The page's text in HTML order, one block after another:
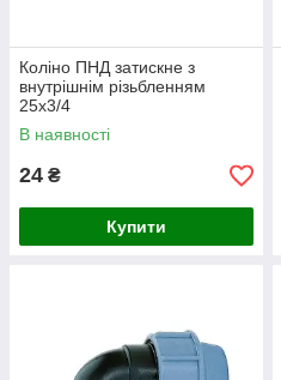
Коліно ПНД затискне з
внутрішнім різьбленням
25х3/4
В наявності
24 ₴
Купити